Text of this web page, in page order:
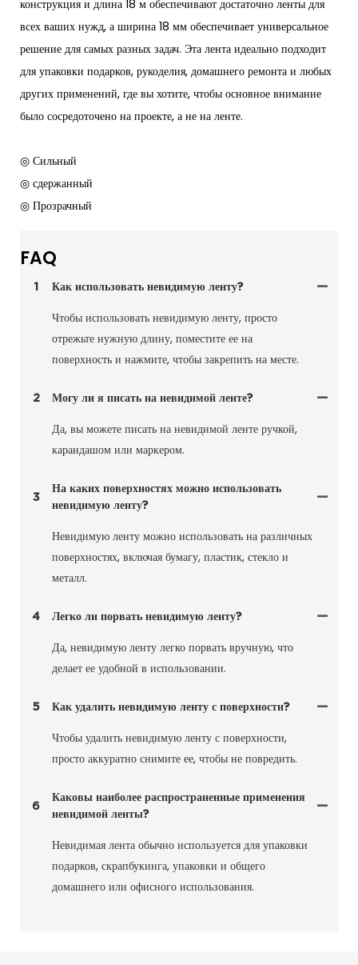
конструкция и длина 18 м обеспечивают достаточно ленты для
всех ваших нужд, а ширина 18 мм обеспечивает универсальное
решение для самых разных задач. Эта лента идеально подходит
для упаковки подарков, рукоделия, домашнего ремонта и любых
других применений, где вы хотите, чтобы основное внимание
было сосредоточено на проекте, а не на ленте.
◎ Сильный
◎ сдержанный
◎ Прозрачный
FAQ
1 Как использовать невидимую ленту?
Чтобы использовать невидимую ленту, просто
отрежьте нужную длину, поместите ее на
поверхность и нажмите, чтобы закрепить на месте.
2 Могу ли я писать на невидимой ленте?
Да, вы можете писать на невидимой ленте ручкой,
карандашом или маркером.
3
На каких поверхностях можно использовать
невидимую ленту?
Невидимую ленту можно использовать на различных
поверхностях, включая бумагу, пластик, стекло и
металл.
4 Легко ли порвать невидимую ленту?
Да, невидимую ленту легко порвать вручную, что
делает ее удобной в использовании.
5 Как удалить невидимую ленту с поверхности?
Чтобы удалить невидимую ленту с поверхности,
просто аккуратно снимите ее, чтобы не повредить.
6
Каковы наиболее распространенные применения
невидимой ленты?
Невидимая лента обычно используется для упаковки
подарков, скрапбукинга, упаковки и общего
домашнего или офисного использования.